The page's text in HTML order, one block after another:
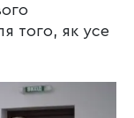
того, як усе